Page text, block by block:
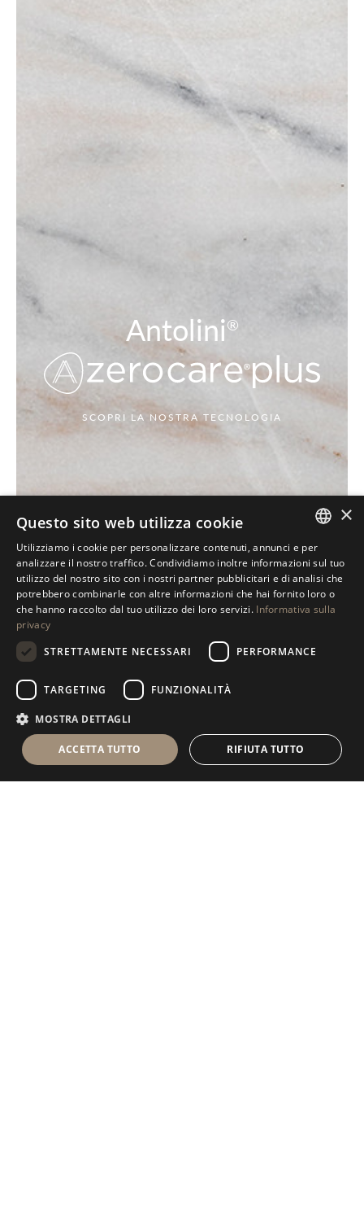
Antolini®
SCOPRI LA NOSTRA TECNOLOGIA
ITALIAN
ENGLISH
SPANISH
×
Questo sito web utilizza cookie
Utilizziamo i cookie per personalizzare contenuti, annunci e per
analizzare il nostro traffico. Condividiamo inoltre informazioni sul tuo
utilizzo del nostro sito con i nostri partner pubblicitari e di analisi che
potrebbero combinarle con altre informazioni che hai fornito loro o
che hanno raccolto dal tuo utilizzo dei loro servizi. Informativa sulla
privacy
STRETTAMENTE NECESSARI
PERFORMANCE
TARGETING FUNZIONALITÀ
MOSTRA DETTAGLI
ACCETTA TUTTO RIFIUTA TUTTO